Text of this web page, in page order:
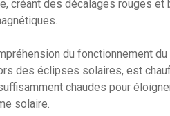
créant des décalages rouges et
du fonctionnement du
des éclipses solaires, est
chaudes pour
solaire.